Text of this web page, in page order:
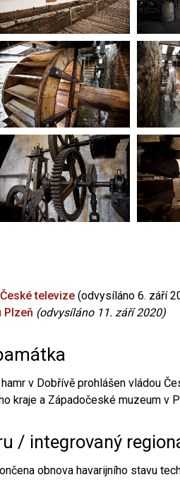
televize (odvysíláno 6. září
Plzeň (odvysíláno 11. září 2020)
v Dobřívě prohlášen vládou
kraje a Západočeské muzeum v
/ integrovaný
obnova havarijního stavu